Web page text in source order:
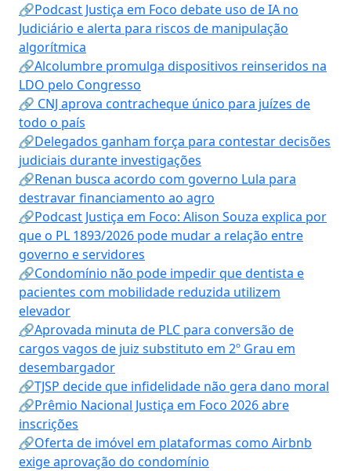
🔗Podcast Justiça em Foco debate uso de IA no
Judiciário e alerta para riscos de manipulação
algorítmica
🔗Alcolumbre promulga dispositivos reinseridos na
LDO pelo Congresso
🔗 CNJ aprova contracheque único para juízes de
todo o país
🔗Delegados ganham força para contestar decisões
judiciais durante investigações
🔗Renan busca acordo com governo Lula para
destravar financiamento ao agro
🔗Podcast Justiça em Foco: Alison Souza explica por
que o PL 1893/2026 pode mudar a relação entre
governo e servidores
🔗Condomínio não pode impedir que dentista e
pacientes com mobilidade reduzida utilizem
elevador
🔗Aprovada minuta de PLC para conversão de
cargos vagos de juiz substituto em 2º Grau em
desembargador
🔗TJSP decide que infidelidade não gera dano moral
🔗Prêmio Nacional Justiça em Foco 2026 abre
inscrições
🔗Oferta de imóvel em plataformas como Airbnb
exige aprovação do condomínio